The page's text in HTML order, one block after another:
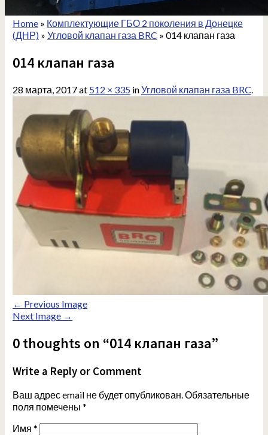
Home» Комплектующие ГБО 2 поколения в Донецке
(ДНР)» Угловой клапан газа BRC » 014 клапан газа
014 клапан газа
28 марта, 2017at 512 × 335inУгловой клапан газа BRC.
← Previous Image
Next Image →
0 thoughts on “014 клапан газа”
Write a Reply or Comment
Ваш адрес email не будет опубликован.Обязательные
поля помечены *
Имя *